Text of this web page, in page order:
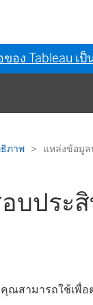
อง Tableau เ
ภาพ แหล่งข้อมู
บประ
สามารถใช้เพื่